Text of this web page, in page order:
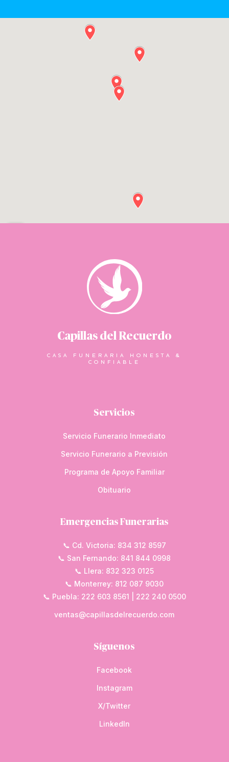
Capillas del Recuerdo
CASA FUNERARIA HONESTA &
CONFIABLE
Servicios
Servicio Funerario Inmediato
Servicio Funerario a Previsión
Programa de Apoyo Familiar
Obituario
Emergencias Funerarias
📞 Cd. Victoria: 834 312 8597
📞 San Fernando: 841 844 0998
📞 Llera: 832 323 0125
📞 Monterrey: 812 087 9030
📞 Puebla: 222 603 8561 | 222 240 0500
ventas@capillasdelrecuerdo.com
Síguenos
Facebook
Instagram
X/Twitter
LinkedIn